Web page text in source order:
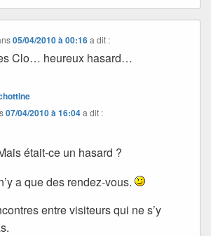
05/04/2010 à 00:16 a dit :
Clo… heureux hasard…
07/04/2010 à 16:04a dit :
était-ce un hasard ?
a que des rendez-vous.
entre visiteurs qui ne s’y